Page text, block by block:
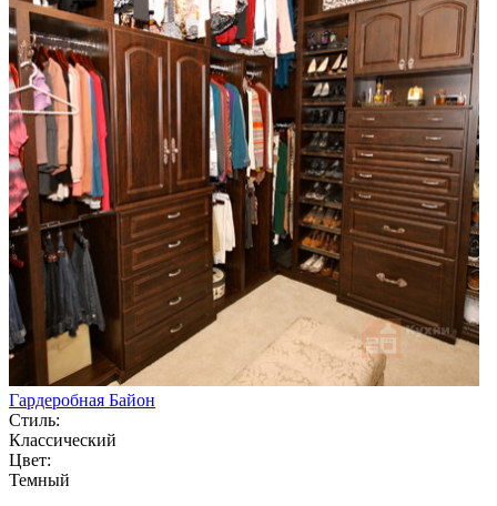
Гардеробная Байон
Стиль:
Классический
Цвет:
Темный